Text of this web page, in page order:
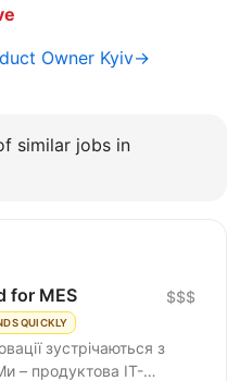
Owner Kyiv→
similar jobs in
for MES
QUICKLY
$$$
зустрічаються з
– продуктова IT-